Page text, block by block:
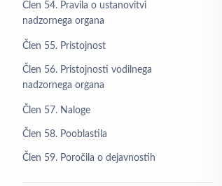
Člen 54. Pravila o ustanovitvi
nadzornega organa
Člen 55. Pristojnost
Člen 56. Pristojnosti vodilnega
nadzornega organa
Člen 57. Naloge
Člen 58. Pooblastila
Člen 59. Poročila o dejavnostih